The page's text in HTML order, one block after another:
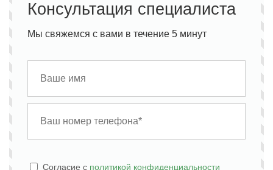
Консультация специалиста
Мы свяжемся с вами в течение 5 минут
Cогласие с политикой конфиденциальности